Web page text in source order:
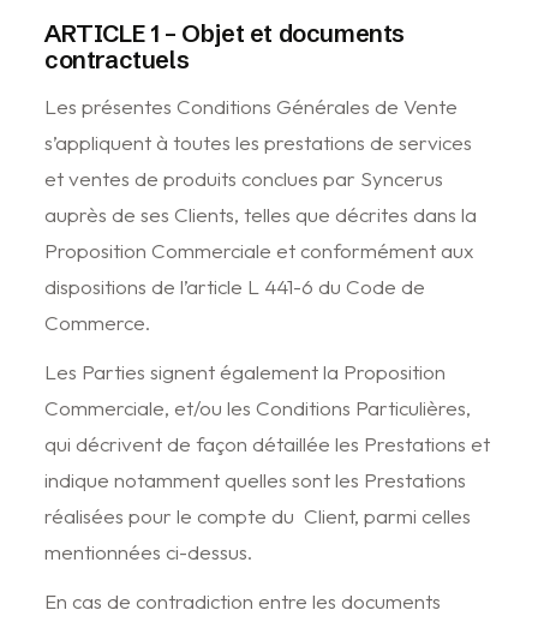
ARTICLE 1 – Objet et documents
contractuels
Les présentes Conditions Générales de Vente
s’appliquent à toutes les prestations de services
et ventes de produits conclues par Syncerus
auprès de ses Clients, telles que décrites dans la
Proposition Commerciale et conformément aux
dispositions de l’article L 441-6 du Code de
Commerce.
Les Parties signent également la Proposition
Commerciale, et/ou les Conditions Particulières,
qui décrivent de façon détaillée les Prestations et
indique notamment quelles sont les Prestations
réalisées pour le compte du Client, parmi celles
mentionnées ci-dessus.
En cas de contradiction entre les documents